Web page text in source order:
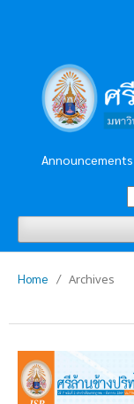
Announcements
Home / Archives